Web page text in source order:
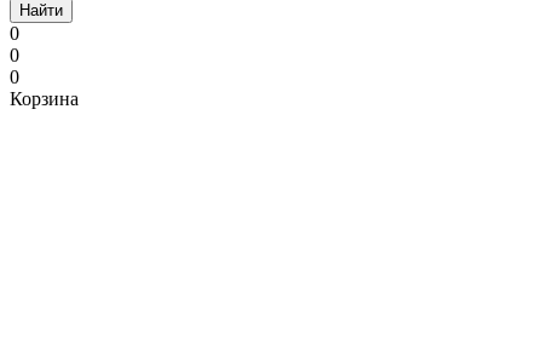
Найти
0
0
0
Корзина